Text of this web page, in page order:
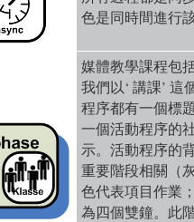
色是同時間進行
媒體教學課程包
我們以‘ 講課’
程序都有一個標
一個活動程序的
示。活動程序的
重要階段相關（
色代表項目作業
為四個雙鐘。此